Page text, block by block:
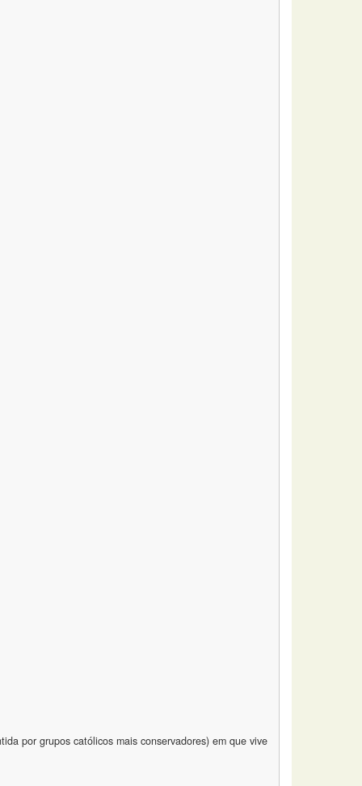
por grupos católicos mais conservadores) em que vive